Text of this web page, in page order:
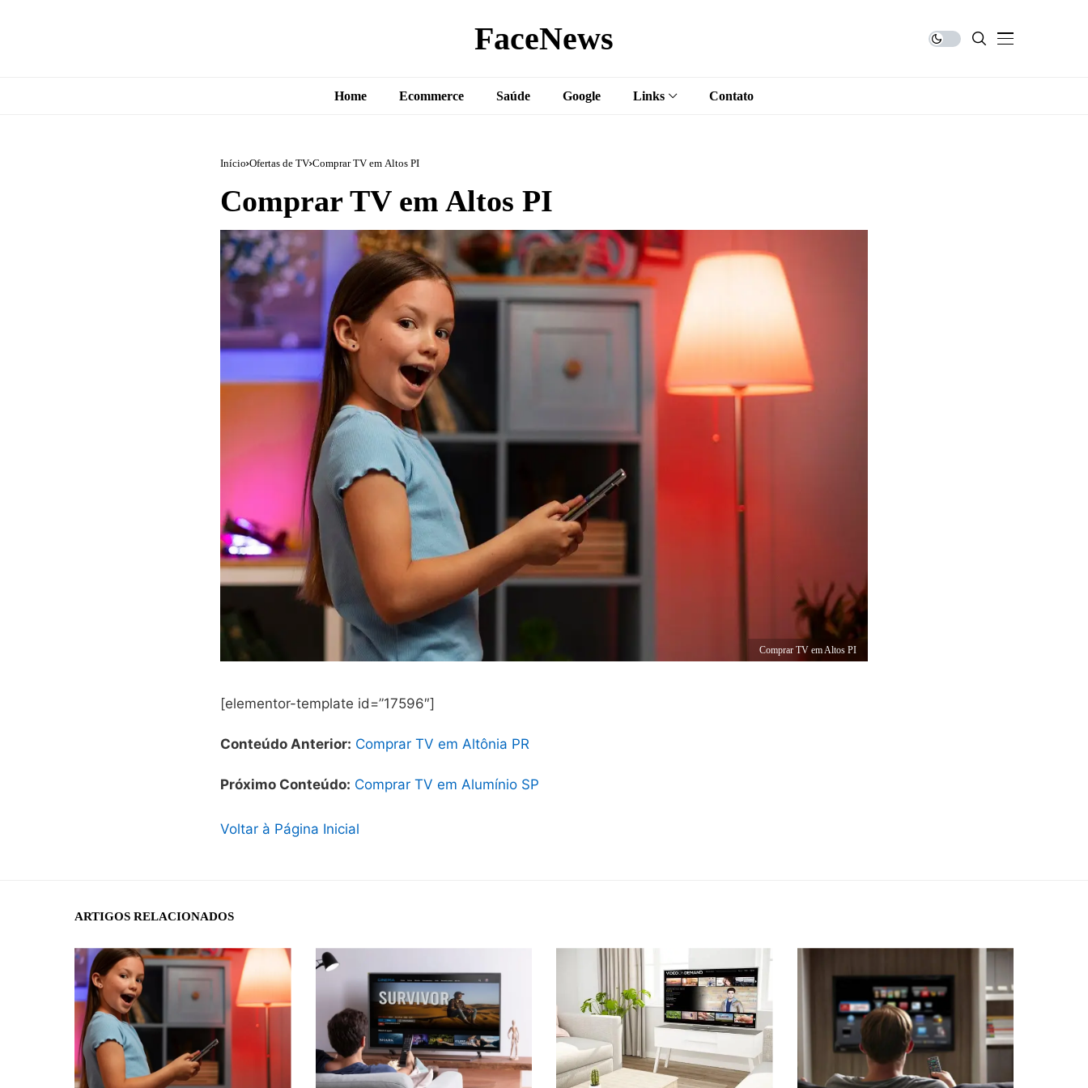
FaceNews
Home Ecommerce Saúde Google Links Contato
Início Ofertas de TV Comprar TV em Altos PI
Comprar TV em Altos PI
Comprar TV em Altos PI
[elementor-template id=”17596″]
Conteúdo Anterior: Comprar TV em Altônia PR
Próximo Conteúdo: Comprar TV em Alumínio SP
Voltar à Página Inicial
ARTIGOS RELACIONADOS